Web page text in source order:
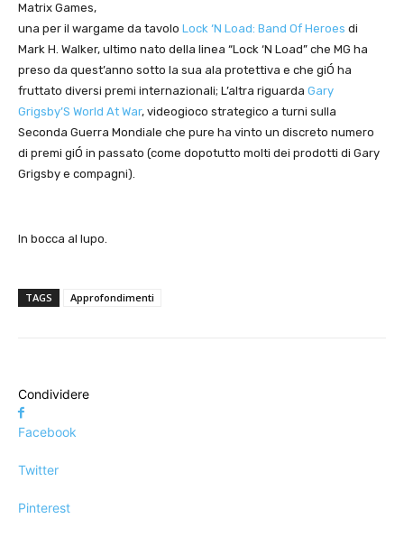
Matrix Games,
una per il wargame da tavolo Lock ‘N Load: Band Of Heroes di
Mark H. Walker, ultimo nato della linea “Lock ‘N Load” che MG ha
preso da quest’anno sotto la sua ala protettiva e che giÓ ha
fruttato diversi premi internazionali; L’altra riguarda Gary
Grigsby’S World At War, videogioco strategico a turni sulla
Seconda Guerra Mondiale che pure ha vinto un discreto numero
di premi giÓ in passato (come dopotutto molti dei prodotti di Gary
Grigsby e compagni).
In bocca al lupo.
TAGS Approfondimenti
Condividere
Facebook
Twitter
Pinterest